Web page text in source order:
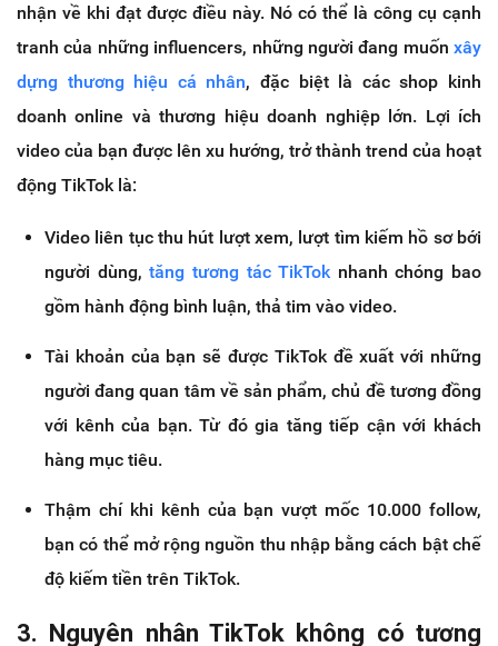
nhận về khi đạt được điều này. Nó có thể là công cụ cạnh
tranh của những influencers, những người đang muốn xây
dựng thương hiệu cá nhân, đặc biệt là các shop kinh
doanh online và thương hiệu doanh nghiệp lớn. Lợi ích
video của bạn được lên xu hướng, trở thành trend của hoạt
động TikTok là:
Video liên tục thu hút lượt xem, lượt tìm kiếm hồ sơ bới
người dùng,tăng tương tác TikTok nhanh chóng bao
gồm hành động bình luận, thả tim vào video.
Tài khoản của bạn sẽ được TikTok đề xuất với những
người đang quan tâm về sản phẩm, chủ đề tương đồng
với kênh của bạn. Từ đó gia tăng tiếp cận với khách
hàng mục tiêu.
Thậm chí khi kênh của bạn vượt mốc 10.000 follow,
bạn có thể mở rộng nguồn thu nhập bằng cách bật chế
độ kiếm tiền trên TikTok.
3. Nguyên nhân TikTok không có tương